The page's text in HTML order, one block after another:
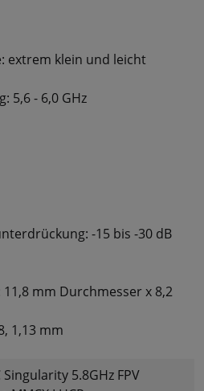
extrem klein und leicht
5,6 - 6,0 GHz
-15 bis -30 dB
mm Durchmesser x 8,2
1,13 mm
Singularity 5.8GHz FPV